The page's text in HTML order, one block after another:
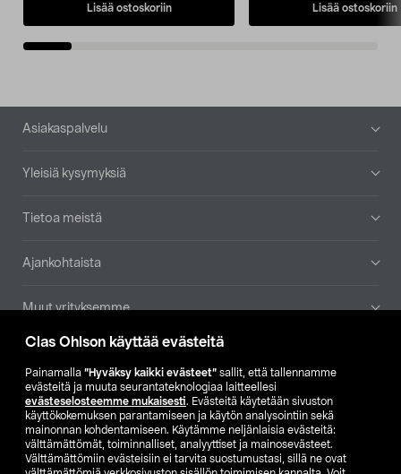
Clas Ohlson käyttää evästeitä
Painamalla ”Hyväksy kaikki evästeet” sallit, että tallennamme
evästeitä ja muuta seurantateknologiaa laitteellesi
evästeselosteemme mukaisesti. Evästeitä käytetään sivuston
käyttökokemuksen parantamiseen ja käytön analysointiin sekä
mainonnan kohdentamiseen. Käytämme neljänlaisia evästeitä:
välttämättömät, toiminnalliset, analyyttiset ja mainosevästeet.
Välttämättömiin evästeisiin ei tarvita suostumustasi, sillä ne ovat
Lisää ostoskoriin Lisää ostoskoriin
Alatunniste
Asiakaspalvelu
Yleisiä kysymyksiä
Tietoa meistä
Ajankohtaista
Muut yrityksemme
Etsi myymälä
SE NO FI
FI SV